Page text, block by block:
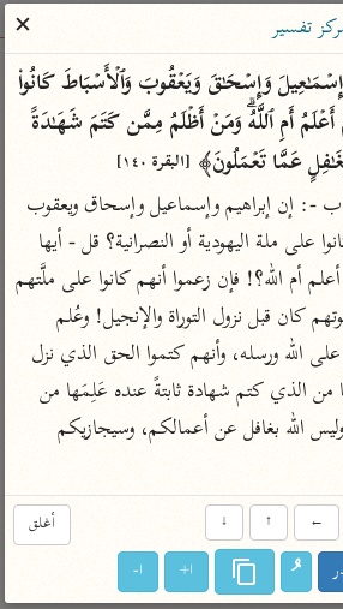
في نشر القرآن والعلم الشرعي
الباحث القرآني
علوم مصاحف معاجم
Type 2 or more
فتح البيان للقنوجي
فتح القدير للشوكاني
تفسير ابن جزي
تفسير الآلوسي
تفسير الرازي
معاصرة
الميسر
المختصر في
التفسير
تفسير السعدي
أيسر التفاسير
القرآن – تدبر وعمل
تفسير ابن عثيمين
تفسير
✕
عَمَّا تَعۡمَلُونَ﴾ [البقرة ١٤٠]
أغلق ←
↑
↓
ا+ ا-